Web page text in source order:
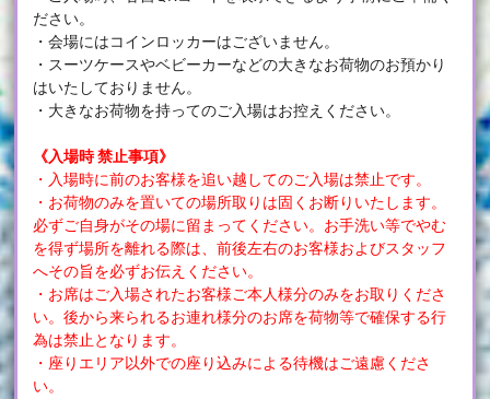
ださい。
・会場にはコインロッカーはございません。
・スーツケースやベビーカーなどの大きなお荷物のお預かり
はいたしておりません。
・大きなお荷物を持ってのご入場はお控えください。
《入場時 禁止事項》
・入場時に前のお客様を追い越してのご入場は禁止です。
・お荷物のみを置いての場所取りは固くお断りいたします。
必ずご自身がその場に留まってください。お手洗い等でやむ
を得ず場所を離れる際は、前後左右のお客様およびスタッフ
へその旨を必ずお伝えください。
・お席はご入場されたお客様ご本人様分のみをお取りくださ
い。後から来られるお連れ様分のお席を荷物等で確保する行
為は禁止となります。
・座りエリア以外での座り込みによる待機はご遠慮くださ
い。